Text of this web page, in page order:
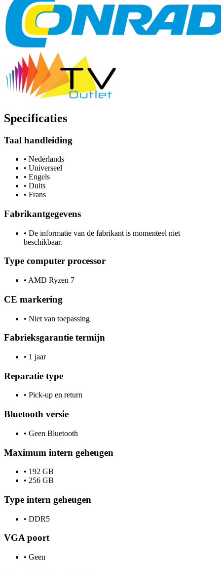
Specificaties
Taal handleiding
• Nederlands
• Universeel
• Engels
• Duits
• Frans
Fabrikantgegevens
• De informatie van de fabrikant is momenteel niet
beschikbaar.
Type computer processor
• AMD Ryzen 7
CE markering
• Niet van toepassing
Fabrieksgarantie termijn
• 1 jaar
Reparatie type
• Pick-up en return
Bluetooth versie
• Geen Bluetooth
Maximum intern geheugen
• 192 GB
• 256 GB
Type intern geheugen
• DDR5
VGA poort
• Geen